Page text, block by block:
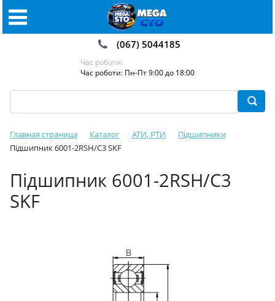
(067) 5044185
Час роботи:
Час роботи: Пн-Пт 9:00 до 18:00
Главная страница Каталог АТИ, РТИ
Підшипники
Підшипник 6001-2RSH/C3 SKF
Підшипник 6001-2RSH/C3
SKF